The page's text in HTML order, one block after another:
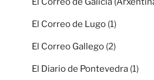
El Correo de Lugo (1)
El Correo Gallego (2)
El Diario de Pontevedra (1)